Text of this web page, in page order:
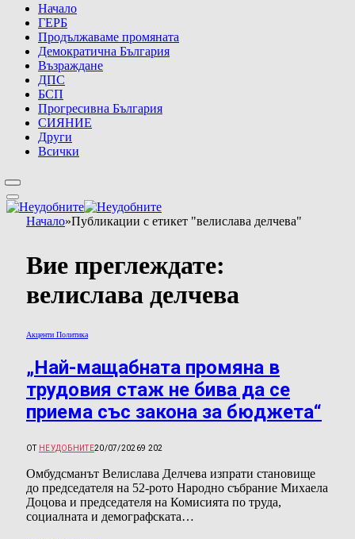
Начало
ГЕРБ
Продължаваме промяната
Демократична България
Възраждане
ДПС
БСП
Прогресивна България
СИЯНИЕ
Други
Всички
Начало»Публикации с етикет "велислава делчева"
Вие преглеждате:
велислава делчева
Акценти Политика
„Най-мащабната промяна в
трудовия стаж не бива да се
приема със закона за бюджета“
ОТ НЕУДОБНИТЕ20/07/20269 202
Омбудсманът Велислава Делчева изпрати становище
до председателя на 52-рото Народно събрание Михаела
Доцова и председателя на Комисията по труда,
социалната и демографската…